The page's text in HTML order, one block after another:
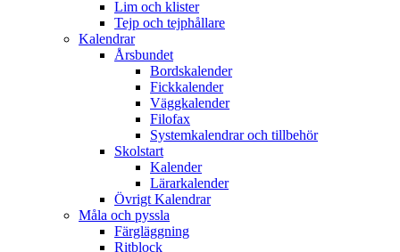
Lim och klister
Tejp och tejphållare
Kalendrar
Årsbundet
Bordskalender
Fickkalender
Väggkalender
Filofax
Systemkalendrar och tillbehör
Skolstart
Kalender
Lärarkalender
Övrigt Kalendrar
Måla och pyssla
Färgläggning
Ritblock